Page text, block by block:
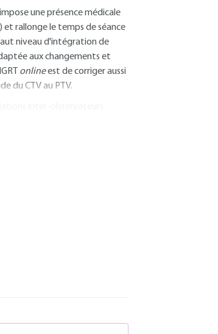
une présence médicale
rallonge le temps de séance
niveau d'intégration de
aux changements et
onlineest de corriger aussi
du CTV au PTV.